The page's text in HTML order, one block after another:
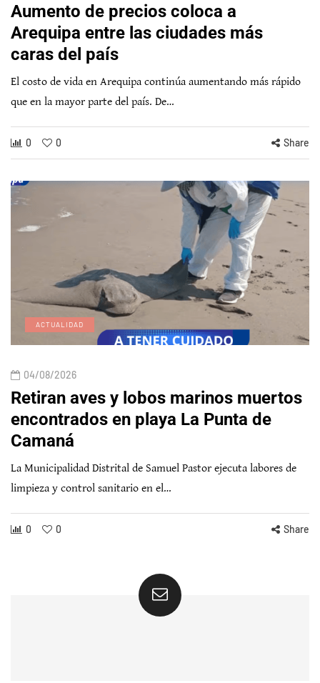
Aumento de precios coloca a
Arequipa entre las ciudades más
caras del país
El costo de vida en Arequipa continúa aumentando más rápido
que en la mayor parte del país. De…
0 0 Share
ACTUALIDAD
04/08/2026
Retiran aves y lobos marinos muertos
encontrados en playa La Punta de
Camaná
La Municipalidad Distrital de Samuel Pastor ejecuta labores de
limpieza y control sanitario en el…
0 0 Share